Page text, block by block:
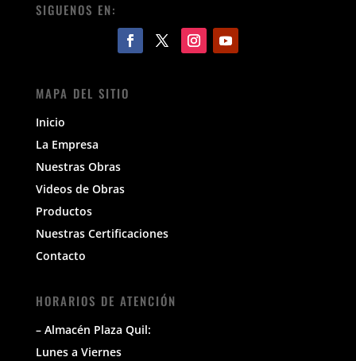
SIGUENOS EN:
MAPA DEL SITIO
Inicio
La Empresa
Nuestras Obras
Videos de Obras
Productos
Nuestras Certificaciones
Contacto
HORARIOS DE ATENCIÓN
– Almacén Plaza Quil:
Lunes a Viernes